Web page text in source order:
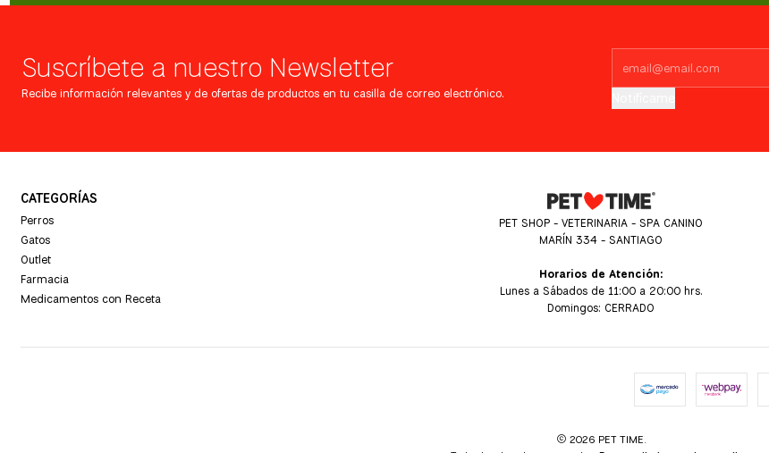
Suscríbete a nuestro Newsletter
Recibe información relevantes y de ofertas de productos en tu casilla de correo electrónico.
CATEGORÍAS
Perros
Gatos
Outlet
Farmacia
Medicamentos con Receta
PET SHOP - VETERINARIA - SPA CANINO
MARÍN 334 - SANTIAGO
Horarios de Atención:
Lunes a Sábados de 11:00 a 20:00 hrs.
Domingos: CERRADO
2026 PET TIME.